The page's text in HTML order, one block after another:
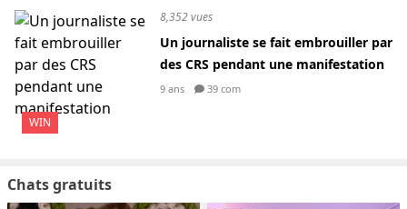
WIN
8,352 vues
Un journaliste se fait embrouiller par
des CRS pendant une manifestation
9 ans 39 com
Chats gratuits